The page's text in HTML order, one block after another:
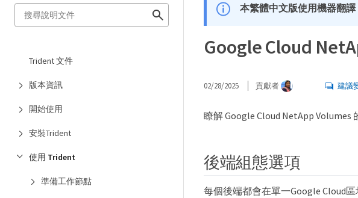
Trident 文件
版本資訊
開始使用
安裝Trident
使用 Trident
準備工作節點
本繁體中文版使用機器翻
Google Cloud
02/28/2025 貢獻者 建議
瞭解 Google Cloud NetApp Volumes
後端組態選項
每個後端都會在單一Google Cloud